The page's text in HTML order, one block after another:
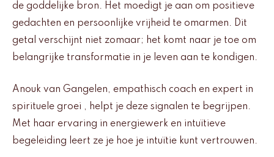
de goddelijke bron. Het moedigt je aan om positieve
gedachten en persoonlijke vrijheid te omarmen. Dit
getal verschijnt niet zomaar; het komt naar je toe om
belangrijke transformatie in je leven aan te kondigen.
Anouk van Gangelen, empathisch coach en expert in
spirituele groei , helpt je deze signalen te begrijpen.
Met haar ervaring in energiewerk en intuïtieve
begeleiding leert ze je hoe je intuïtie kunt vertrouwen.